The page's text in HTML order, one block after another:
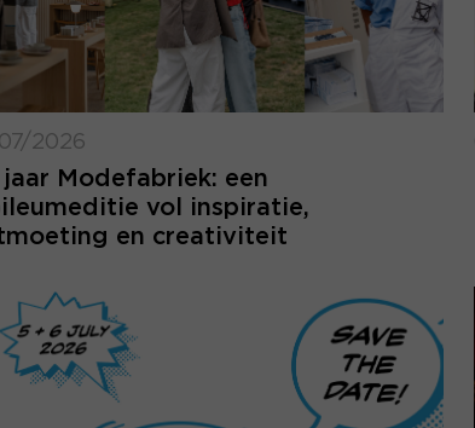
2026
Modefabriek: een
vol inspiratie,
en creativiteit